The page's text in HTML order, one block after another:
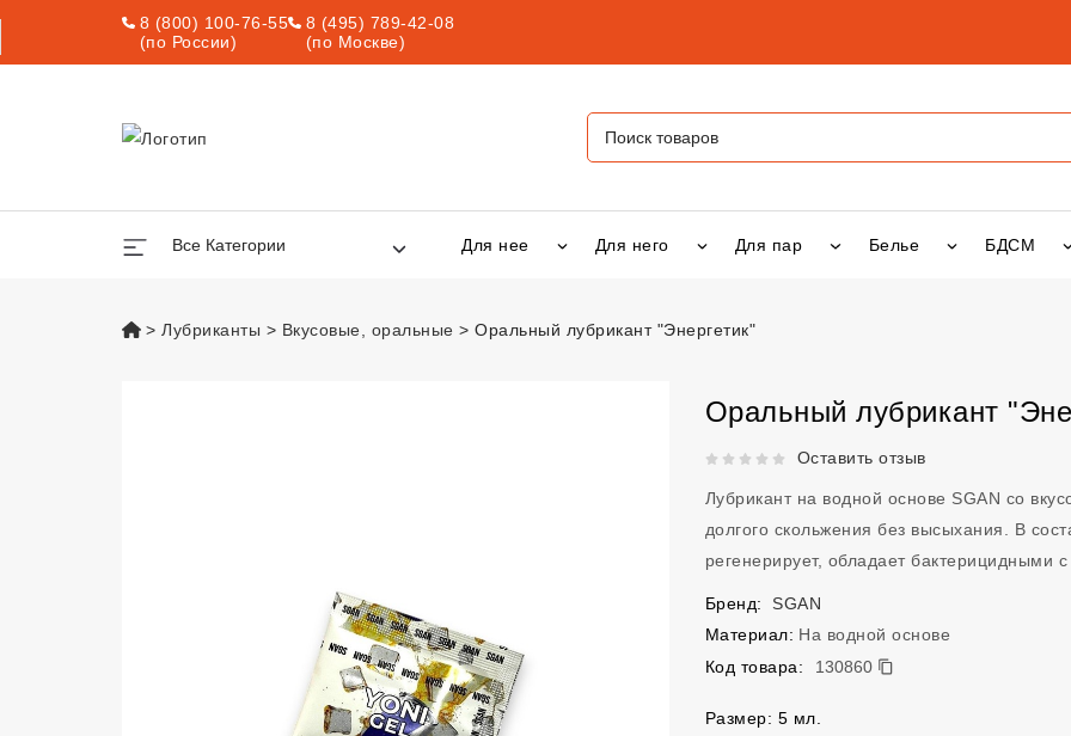
8 (800) 100-76-55
(по России)
8 (495) 789-42-08
(по Москве)
Все Категории Для нее Для него Для пар Белье БДСМ
vsexshop.ru
Лубриканты Вкусовые, оральные Оральный лубрикант "Энергетик"
Оральный лубрикант
Рейтинг 5 из 5.Оставить отзыв
Лубрикант на водной основе SGAN со
долгого скольжения без высыхания. В
регенерирует, обладает бактерицидными с
Бренд:
SGAN
Материал: На водной основе
Код товара:
130860
130860
Размер: 5 мл.